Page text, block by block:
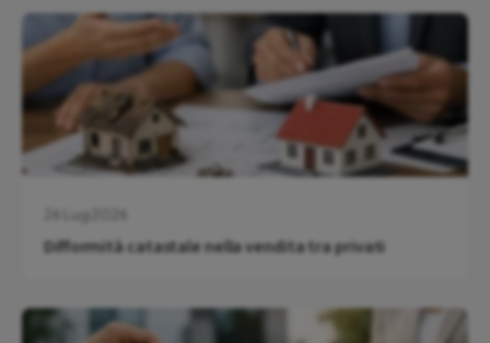
Difformità catastale nella vendita tra privati